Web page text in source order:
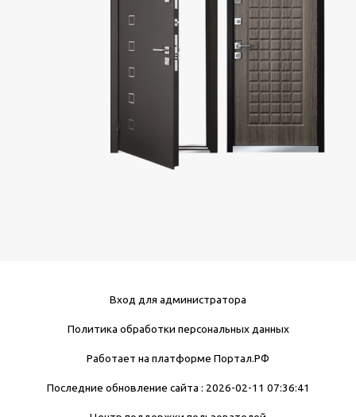
Вход для администратора
Политика обработки персональных данных
Работает на платформе Портал.РФ
Последние обновление сайта : 2026-02-11 07:36:41